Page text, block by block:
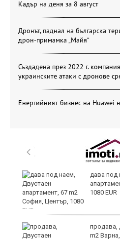
Кадър на деня за 8 август
Дронът, паднал на българска
дрон-примамка „Майя“
Създадена през 2022 г.
украинските атаки с дронове
Енергийният бизнес на Huawei
дава под
1080 EUR
продава,
m2